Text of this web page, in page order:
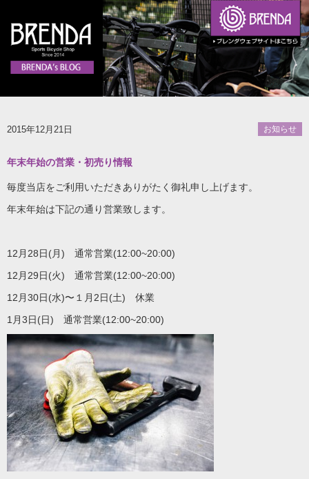
2015年12月21日 お知らせ
年末年始の営業・初売り情報
毎度当店をご利用いただきありがたく御礼申し上げます。
年末年始は下記の通り営業致します。
12月28日(月) 通常営業(12:00~20:00)
12月29日(火) 通常営業(12:00~20:00)
12月30日(水)〜１月2日(土) 休業
1月3日(日) 通常営業(12:00~20:00)